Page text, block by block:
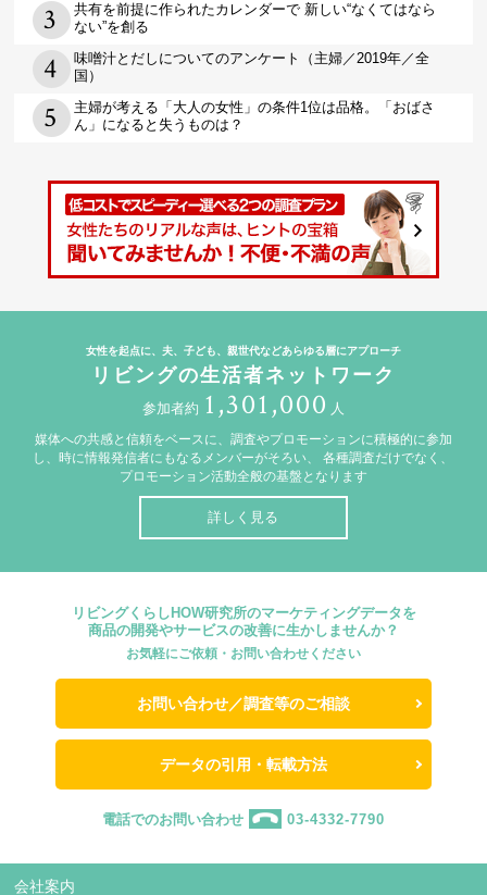
共有を前提に作られたカレンダーで 新しい“なくてはなら
ない”を創る
味噌汁とだしについてのアンケート（主婦／2019年／全
国）
主婦が考える「大人の女性」の条件1位は品格。「おばさ
ん」になると失うものは？
女性を起点に、夫、子ども、親世代などあらゆる層にアプローチ
リビングの生活者ネットワーク
参加者約 1,301,000 人
媒体への共感と信頼をベースに、調査やプロモーションに積極的に参加
し、時に情報発信者にもなるメンバーがそろい、
各種調査だけでなく、
プロモーション活動全般の基盤となります
詳しく見る
リビングくらしHOW研究所のマーケティングデータを
商品の開発やサービスの改善に生かしませんか？
お気軽にご依頼・お問い合わせください
お問い合わせ／調査等のご相談
データの引用・転載方法
電話でのお問い合わせ 03-4332-7790
会社案内